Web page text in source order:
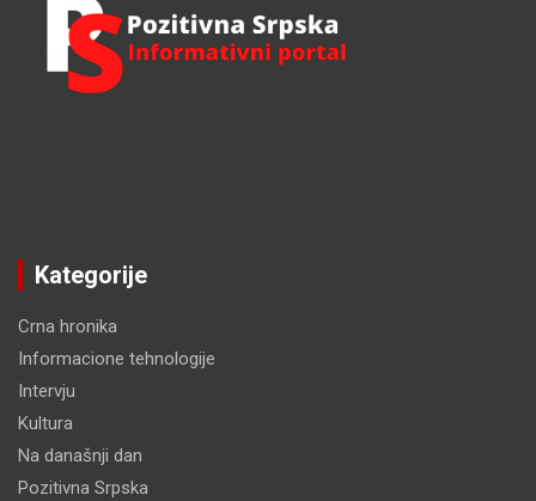
Kategorije
Crna hronika
Informacione tehnologije
Intervju
Kultura
Na današnji dan
Pozitivna Srpska